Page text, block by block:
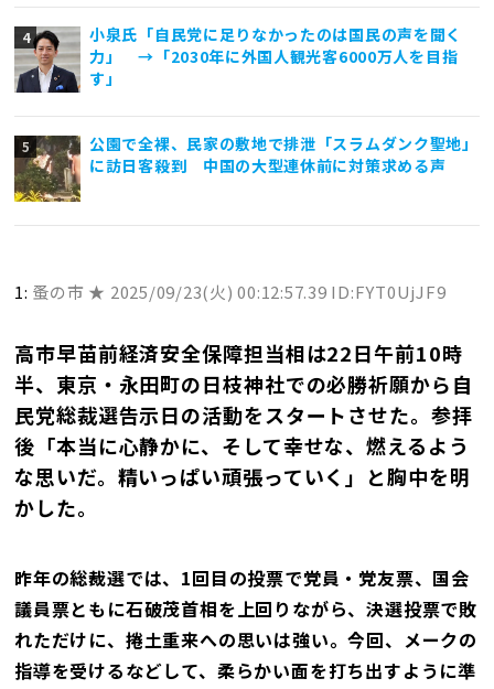
一直線」
小泉氏「自民党に足りなかったのは国民の声を聞く
力」 →「2030年に外国人観光客6000万人を目指
す」
公園で全裸、民家の敷地で排泄「スラムダンク聖地」
に訪日客殺到 中国の大型連休前に対策求める声
1: 蚤の市 ★ 2025/09/23(火) 00:12:57.39 ID:FYT0UjJF9
高市早苗前経済安全保障担当相は22日午前10時
半、東京・永田町の日枝神社での必勝祈願から自
民党総裁選告示日の活動をスタートさせた。参拝
後「本当に心静かに、そして幸せな、燃えるよう
な思いだ。精いっぱい頑張っていく」と胸中を明
かした。
昨年の総裁選では、1回目の投票で党員・党友票、国会
議員票ともに石破茂首相を上回りながら、決選投票で敗
れただけに、捲土重来への思いは強い。今回、メークの
指導を受けるなどして、柔らかい面を打ち出すように準